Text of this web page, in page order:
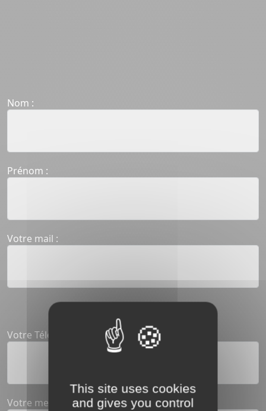
Nom :
Prénom :
Votre mail :
Votre Téléphone :
Votre message
This site uses cookies
and gives you control